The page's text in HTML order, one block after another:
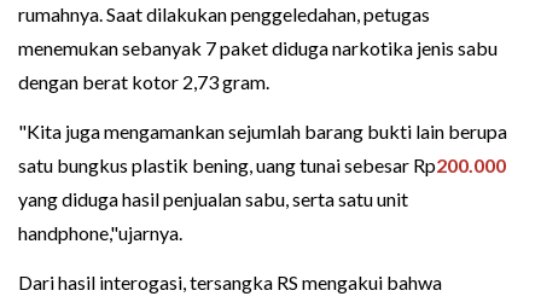
rumahnya. Saat dilakukan penggeledahan, petugas
menemukan sebanyak 7 paket diduga narkotika jenis sabu
dengan berat kotor 2,73 gram.
"Kita juga mengamankan sejumlah barang bukti lain berupa
satu bungkus plastik bening, uang tunai sebesar Rp200.000
yang diduga hasil penjualan sabu, serta satu unit
handphone,"ujarnya.
Dari hasil interogasi, tersangka RS mengakui bahwa